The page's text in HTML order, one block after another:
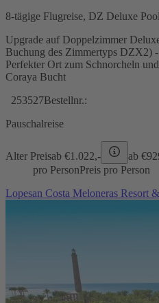
8-tägige Flugreise, DZ Deluxe
Upgrade auf Doppelzimmer
Buchung des Zimmertyps DZX2)
Perfekter Ort zum Schnorcheln
Coraya Bucht
253527Bestellnr.:
Pauschalreise
Alter Preisab €1.022,- ab €
pro PersonPreis pro Person
Lopesan Costa Meloneras Resort